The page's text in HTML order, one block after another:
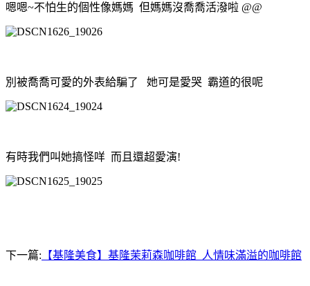
嗯嗯~不怕生的個性像媽媽 但媽媽沒喬喬活潑啦 @@
別被喬喬可愛的外表給騙了 她可是愛哭 霸道的很呢
有時我們叫她搞怪咩 而且還超愛演!
下一篇: 【基隆美食】基隆茉莉森咖啡館 人情味滿溢的咖啡館